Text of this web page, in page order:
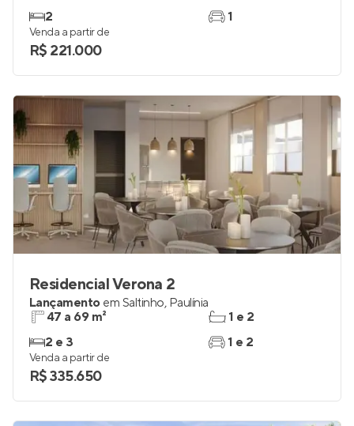
2
1
Venda a partir de
R$ 221.000
Residencial Verona 2
Lançamento em Saltinho, Paulínia
47 a 69 m²
2 e 3
1 e 2
1 e 2
Venda a partir de
R$ 335.650